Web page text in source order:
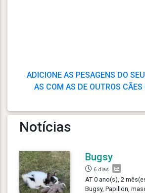
ADICIONE AS PESAGENS DO
AS COM AS DE OUTROS CÃES
Notícias
Bugsy
6 dias
AT 0 ano(s), 2
Bugsy, Papillon,